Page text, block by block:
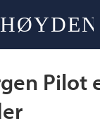
Pilot